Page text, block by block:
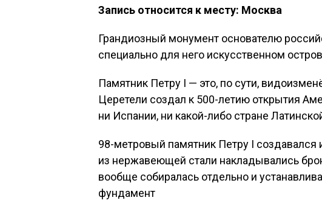
Запись относится к месту: Москва
Грандиозный монумент основателю
специально для него искусственном
Памятник Петру I — это, по сути,
Церетели создал к 500-летию открытия
ни Испании, ни какой-либо стране
98-метровый памятник Петру I
из нержавеющей стали накладывались
вообще собиралась отдельно и
фундамент